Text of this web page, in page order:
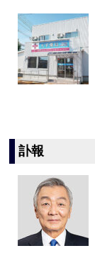
訃報